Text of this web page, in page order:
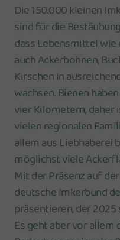
Die 150.000 kleinen
sind für die
dass Lebensmittel wie
auch Ackerbohnen,
Kirschen in
wachsen. Bienen
vier Kilometern,
vielen regionalen
allem aus Liebhaberei
möglichst viele
Mit der Präsenz auf
deutsche Imkerbund
präsentieren, der
Es geht aber vor allem